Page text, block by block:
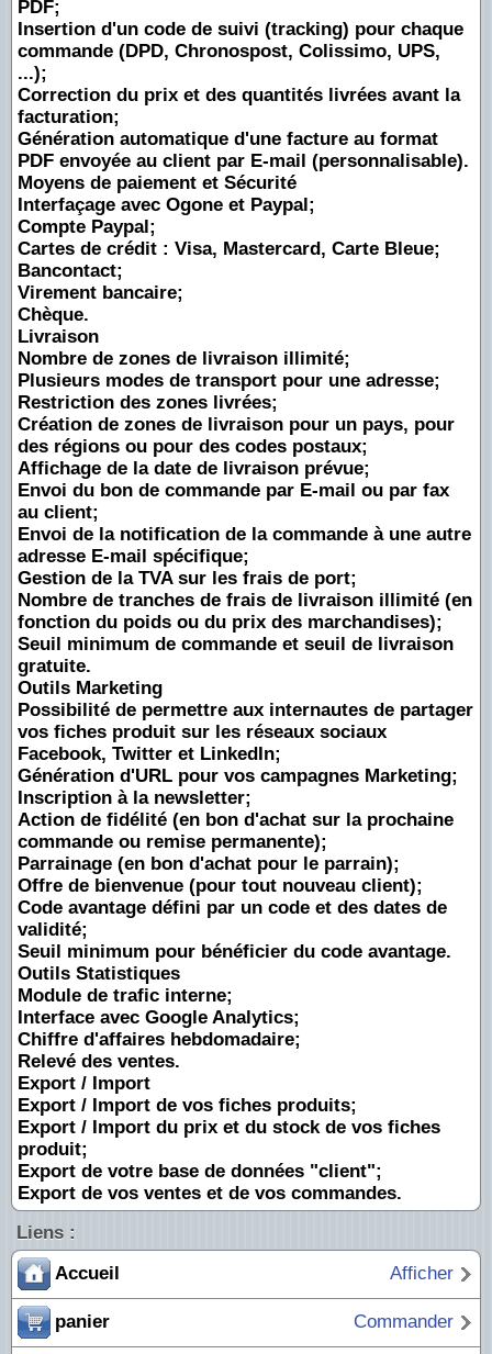
PDF;
Insertion d'un code de suivi (tracking) pour chaque
commande (DPD, Chronospost, Colissimo, UPS,
...);
Correction du prix et des quantités livrées avant la
facturation;
Génération automatique d'une facture au format
PDF envoyée au client par E-mail (personnalisable).
Moyens de paiement et Sécurité
Interfaçage avec Ogone et Paypal;
Compte Paypal;
Cartes de crédit : Visa, Mastercard, Carte Bleue;
Bancontact;
Virement bancaire;
Chèque.
Livraison
Nombre de zones de livraison illimité;
Plusieurs modes de transport pour une adresse;
Restriction des zones livrées;
Création de zones de livraison pour un pays, pour
des régions ou pour des codes postaux;
Affichage de la date de livraison prévue;
Envoi du bon de commande par E-mail ou par fax
au client;
Envoi de la notification de la commande à une autre
adresse E-mail spécifique;
Gestion de la TVA sur les frais de port;
Nombre de tranches de frais de livraison illimité (en
fonction du poids ou du prix des marchandises);
Seuil minimum de commande et seuil de livraison
gratuite.
Outils Marketing
Possibilité de permettre aux internautes de partager
vos fiches produit sur les réseaux sociaux
Facebook, Twitter et LinkedIn;
Génération d'URL pour vos campagnes Marketing;
Inscription à la newsletter;
Action de fidélité (en bon d'achat sur la prochaine
commande ou remise permanente);
Parrainage (en bon d'achat pour le parrain);
Offre de bienvenue (pour tout nouveau client);
Code avantage défini par un code et des dates de
validité;
Seuil minimum pour bénéficier du code avantage.
Outils Statistiques
Module de trafic interne;
Interface avec Google Analytics;
Chiffre d'affaires hebdomadaire;
Relevé des ventes.
Export / Import
Export / Import de vos fiches produits;
Export / Import du prix et du stock de vos fiches
produit;
Export de votre base de données "client";
Export de vos ventes et de vos commandes.
Liens :
Accueil
Afficher
panier Commander